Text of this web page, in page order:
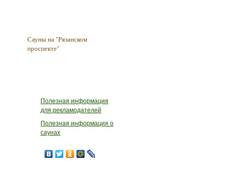
Сауны на "Рязанском
проспекте"
Полезная информация
для рекламодателей
Полезная информация о
саунах